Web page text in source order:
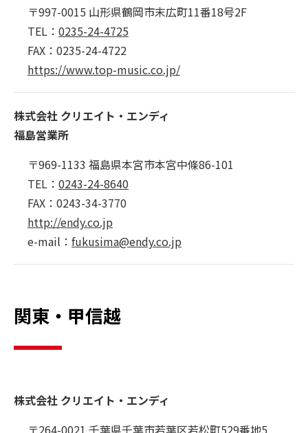
〒997-0015 山形県鶴岡市末広町11番18号2F
TEL： 0235-24-4725
FAX：0235-24-4722
https://www.top-music.co.jp/
株式会社 クリエイト・エンディ
福島営業所
〒969-1133 福島県本宮市本宮中條86-101
TEL： 0243-24-8640
FAX：0243-34-3770
http://endy.co.jp
e-mail： fukusima@endy.co.jp
関東・甲信越
株式会社 クリエイト・エンディ
〒264-0021 千葉県千葉市若葉区若松町529番地5